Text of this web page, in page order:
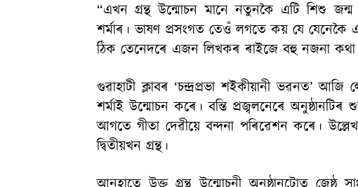
“এখন গ্ৰন্থ উন্মোচন মানে নতুনকৈ এটি শিশু
শৰ্মাৰ। ভাষণ প্ৰসংগত তেওঁ লগতে কয় যে
ঠিক তেনেদৰে এজন লিখকৰ ৰাইজে বহু নজনা কথা
গুৱাহাটী ক্লাবৰ ‘চন্দ্ৰপ্ৰভা শইকীয়ানী ভৱনত’ আজি
শৰ্মাই উন্মোচন কৰে। বন্তি প্ৰজ্বলনেৰে অনুষ্ঠানটিৰ
আগতে গীতা দেৱীয়ে বন্দনা পৰিৱেশন কৰে।
দ্বিতীয়খন গ্ৰন্থ।